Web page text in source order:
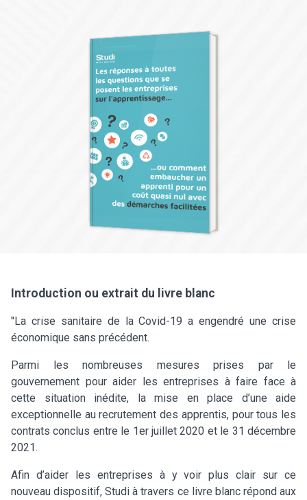
Introduction ou extrait du livre blanc
"La crise sanitaire de la Covid-19 a engendré une crise
économique sans précédent.
Parmi les nombreuses mesures prises par le
gouvernement pour aider les entreprises à faire face à
cette situation inédite, la mise en place d’une aide
exceptionnelle au recrutement des apprentis, pour tous les
contrats conclus entre le 1er juillet 2020 et le 31 décembre
2021.
Afin d’aider les entreprises à y voir plus clair sur ce
nouveau dispositif, Studi à travers ce livre blanc répond aux